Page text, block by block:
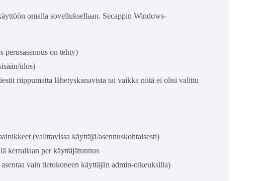
omalla sovelluksellaan. Secappin Windows-
perusasennus on tehty)
ulos)
riippumatta lähetyskanavista tai vaikka niitä ei olisi valittu
(valittavissa käyttäjä/asennuskohtaisesti)
kerrallaan per käyttäjätunnus
vain tietokoneen käyttäjän admin-oikeuksilla)